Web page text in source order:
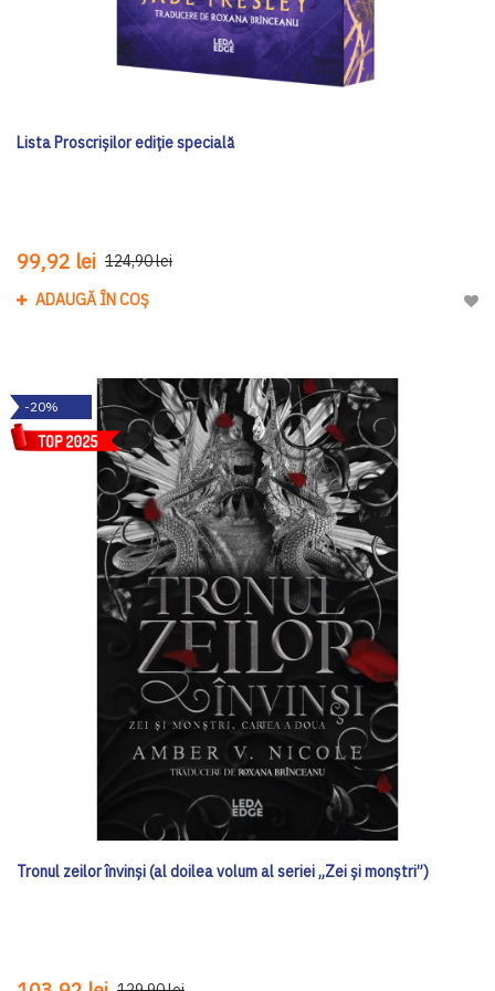
Lista Proscrișilor ediţie specială
99,92 lei 124,90 lei
ADAUGĂ ÎN COȘ
-20%
Tronul zeilor învinși (al doilea volum al seriei „Zei și monștri”)